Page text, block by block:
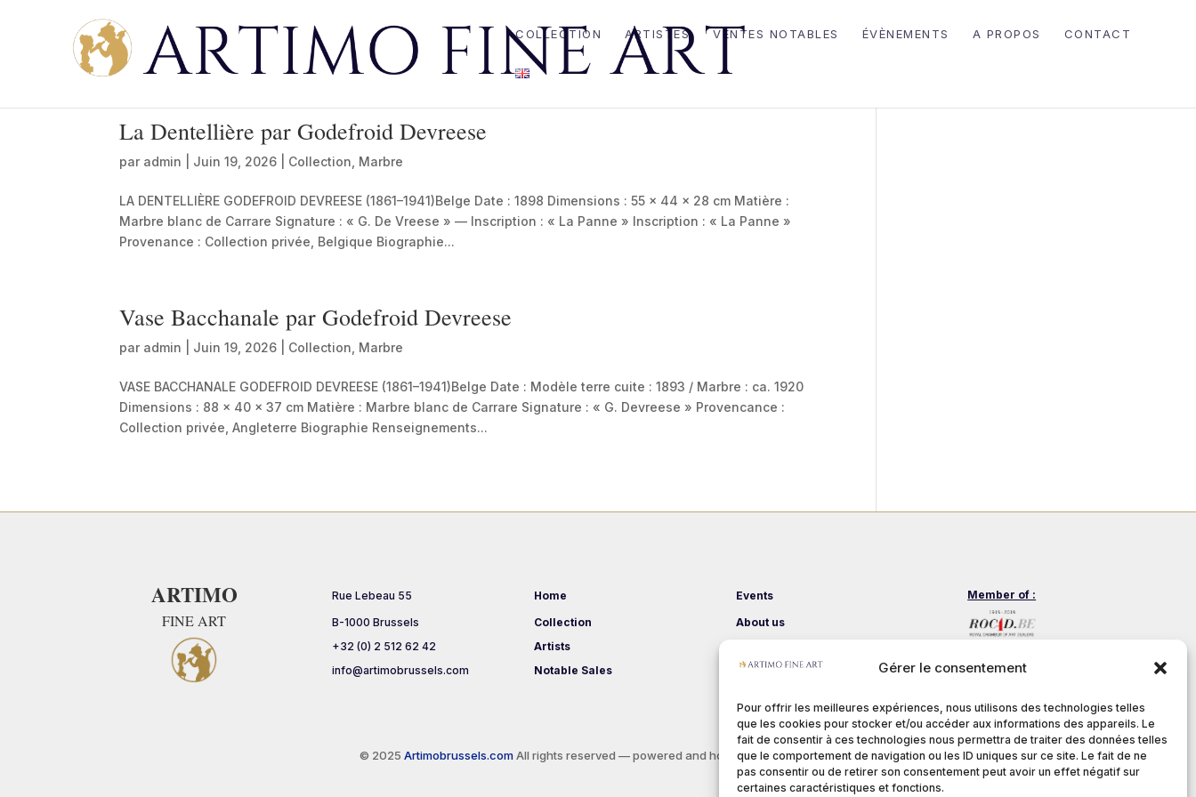
Gérer le consentement
Pour offrir les meilleures expériences, nous utilisons des technologies telles
que les cookies pour stocker et/ou accéder aux informations des appareils. Le
fait de consentir à ces technologies nous permettra de traiter des données telles
que le comportement de navigation ou les ID uniques sur ce site. Le fait de ne
pas consentir ou de retirer son consentement peut avoir un effet négatif sur
certaines caractéristiques et fonctions.
COLLECTION ARTISTES VENTES NOTABLES ÉVÈNEMENTS A PROPOS CONTACT
La Dentellière par Godefroid Devreese
par admin Juin 19, 2026 Collection Marbre
LA DENTELLIÈRE GODEFROID DEVREESE (1861–1941)Belge Date : 1898 Dimensions : 55 x 44 x 28 cm Matière :
Marbre blanc de Carrare Signature : « G. De Vreese » — Inscription : « La Panne » Inscription : « La Panne »
Provenance : Collection privée, Belgique Biographie...
Vase Bacchanale par Godefroid Devreese
par admin Juin 19, 2026 Collection Marbre
VASE BACCHANALE GODEFROID DEVREESE (1861–1941)Belge Date : Modèle terre cuite : 1893 / Marbre : ca. 1920
Dimensions : 88 × 40 × 37 cm Matière : Marbre blanc de Carrare Signature : « G. Devreese » Provencance :
Collection privée, Angleterre Biographie Renseignements...
ARTIMO
FINE ART
Rue Lebeau 55
B-1000 Brussels
+32 (0) 2 512 62 42
info@artimobrussels.com
Home
Collection
Artists
Notable Sales
Events
About us
Member of :
© 2025 Artimobrussels.comAll rights reserved — powered and hosted byjarvistech.be